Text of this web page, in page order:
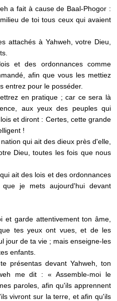
a fait à cause de Baal-Phogor :
de toi tous ceux qui avaient
attachés à Yahweh, votre Dieu,
et des ordonnances comme
afin que vous les mettiez
entrez pour le posséder.
en pratique ; car ce sera là
aux yeux des peuples qui
et diront : Certes, cette grande
!
qui ait des dieux près d'elle,
Dieu, toutes les fois que nous
ait des lois et des ordonnances
je mets aujourd'hui devant
et garde attentivement ton âme,
tes yeux ont vues, et de les
jour de ta vie ; mais enseigne-les
enfants.
présentas devant Yahweh, ton
me dit : « Assemble-moi le
paroles, afin qu'ils apprennent
vivront sur la terre, et afin qu'ils